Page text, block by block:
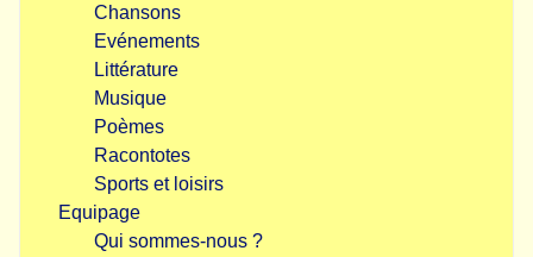
Chansons
Evénements
Littérature
Musique
Poèmes
Racontotes
Sports et loisirs
Equipage
Qui sommes-nous ?